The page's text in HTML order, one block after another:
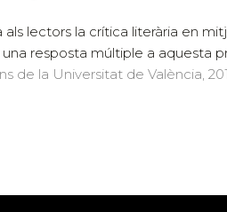
als lectors la crítica literària en
resposta múltiple a aquesta
de la Universitat de València,